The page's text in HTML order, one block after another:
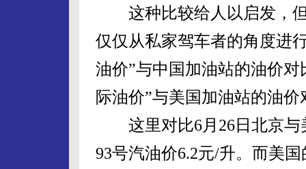
这种比较给人以启发，但
仅仅从私家驾车者的角度进
油价”与中国加油站的油价
际油价”与美国加油站的油价
这里对比6月26日北京与
93号汽油价6.2元/升。而美